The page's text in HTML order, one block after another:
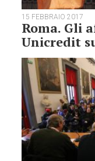
15 FEBBRAIO 2017
Roma. Gli
Unicredit